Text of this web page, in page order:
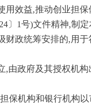
效益,推动创业担保
〕1号)文件精神,制定
政统筹安排的,用于
政府及其授权机构
机构和银行机构以